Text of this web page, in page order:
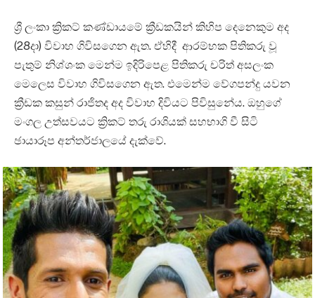
ශ්‍රී ලංකා ක්‍රිකට් කණ්ඩායමේ ක්‍රීඩකයින් කිහිප දෙනෙකුම අද
(28දා) විවාහ ගිවිසගෙන ඇත. ඒහිදී ආරම්භක පිතිකරු වූ
පැතුම් නිශ්ශංක මෙන්ම ඉදිරිපෙළ පිතිකරු චරිත් අසලංක
මෙලෙස විවාහ ගිවිසගෙන ඇත. එමෙන්ම වේගපන්දු යවන
ක්‍රීඩක කසුන් රාජිතද අද විවාහ දිවියට පිවිසුනේය. ඔහුගේ
මංගල උත්සවයට ක්‍රිකට් තරු රාශියක් සහභාගි වී සිටි
ඡායාරූප අන්තර්ජාලයේ දැක්වේ.